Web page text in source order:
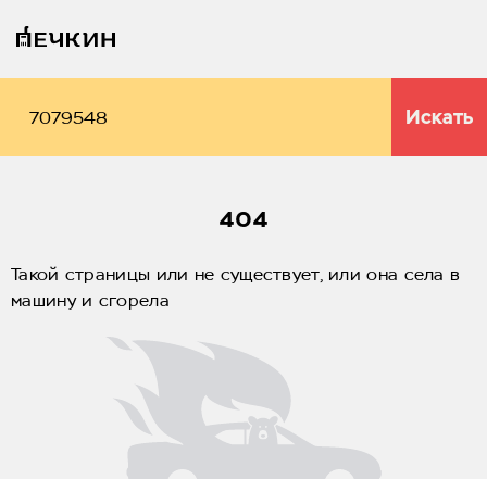
Искать
404
Такой страницы или не существует, или она села в
машину и сгорела